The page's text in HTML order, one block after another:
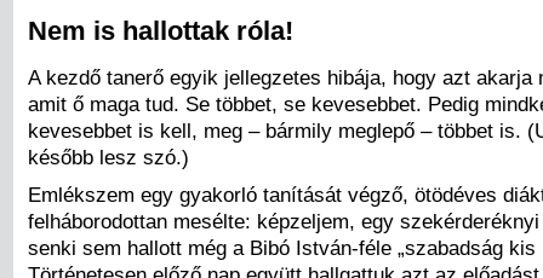
Nem is hallottak róla!
A kezdő tanerő egyik jellegzetes hibája, hogy azt akarja
amit ő maga tud. Se többet, se kevesebbet. Pedig
kevesebbet is kell, meg – bármily meglepő – többet is.
később lesz szó.)
Emlékszem egy gyakorló tanítását végző, ötödéves
felháborodottan mesélte: képzeljem, egy
senki sem hallott még a Bibó István-féle „szabadság kis